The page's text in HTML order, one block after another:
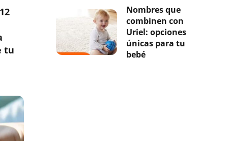
tu
Nombres que
combinen con
Uriel: opciones
únicas para tu
bebé